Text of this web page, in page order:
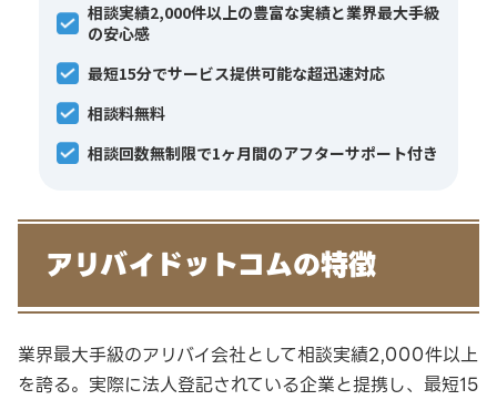
相談実績2,000件以上の豊富な実績と業界最大手級
の安心感
最短15分でサービス提供可能な超迅速対応
相談料無料
相談回数無制限で1ヶ月間のアフターサポート付き
アリバイドットコムの特徴
業界最大手級のアリバイ会社として相談実績2,000件以上
を誇る。実際に法人登記されている企業と提携し、最短15